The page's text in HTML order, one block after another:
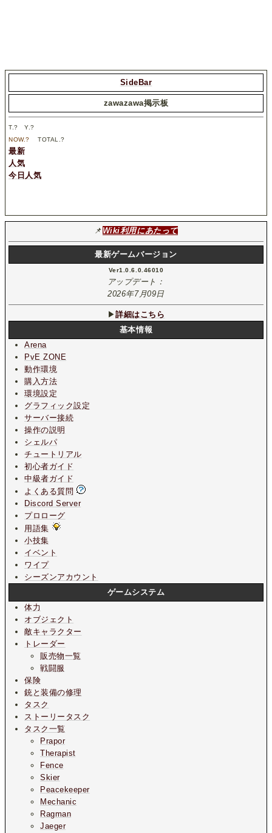
SideBar
zawazawa掲示板
T.? Y.?
NOW.? TOTAL.?
最新
人気
今日人気
📌 Wiki利用にあたって
最新ゲームバージョン
Ver1.0.6.0.46010
アップデート：
2026年7月09日
▶詳細はこちら
基本情報
Arena
PvE ZONE
動作環境
購入方法
環境設定
グラフィック設定
サーバー接続
操作の説明
シェルパ
チュートリアル
初心者ガイド
中級者ガイド
よくある質問
Discord Server
プロローグ
用語集
小技集
イベント
ワイプ
シーズンアカウント
ゲームシステム
体力
オブジェクト
敵キャラクター
トレーダー
販売物一覧
戦闘服
保険
銃と装備の修理
タスク
ストーリータスク
タスク一覧
Prapor
Therapist
Fence
Skier
Peacekeeper
Mechanic
Ragman
Jaeger